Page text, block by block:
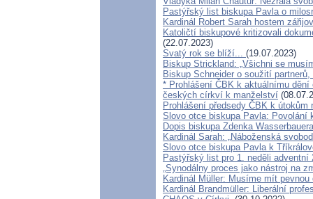
Pastýřský list biskupa Pavla o
Kardinál Robert Sarah hostem
Katoličtí biskupové kritizovali
(22.07.2023)
Svatý rok se blíží... (19.07.2023)
Biskup Strickland: „Všichni se
Biskup Schneider o soužití
* Prohlášení ČBK k aktuálnímu
českých církví k manželství
Prohlášení předsedy ČBK k útokům
Slovo otce biskupa Pavla: Povolání
Dopis biskupa Zdenka
Kardinál Sarah: „Náboženská
Slovo otce biskupa Pavla k
Pastýřský list pro 1. neděli adventní
„Synodálny proces jako nástroj na
Kardinál Müller: Musíme mít
Kardinál Brandmüller: Liberální